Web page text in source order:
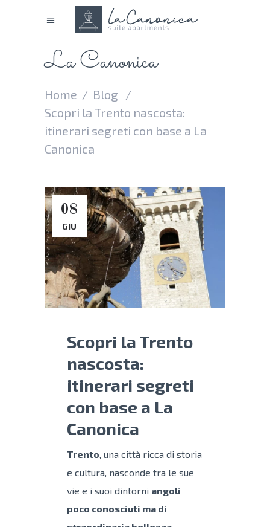
La Canonica
Home / Blog /
Scopri la Trento nascosta:
itinerari segreti con base a La
Canonica
08
GIU
Scopri la Trento
nascosta:
itinerari segreti
con base a La
Canonica
Trento, una città ricca di storia
e cultura, nasconde tra le sue
vie e i suoi dintorni angoli
poco conosciuti ma di